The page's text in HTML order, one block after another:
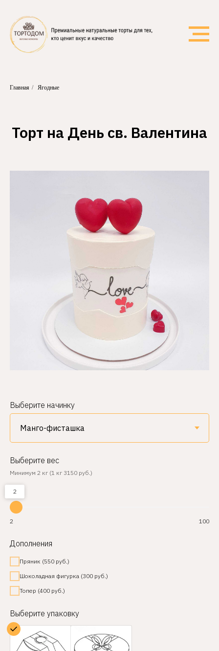
Главная / Ягодные
Торт на День св. Валентина
Выберите начинку
Выберите вес
Минимум 2 кг (1 кг 3150 руб.)
2
2 100
Дополнения
Пряник (550 руб.)
Шоколадная фигурка (300 руб.)
Топер (400 руб.)
Выберите упаковку